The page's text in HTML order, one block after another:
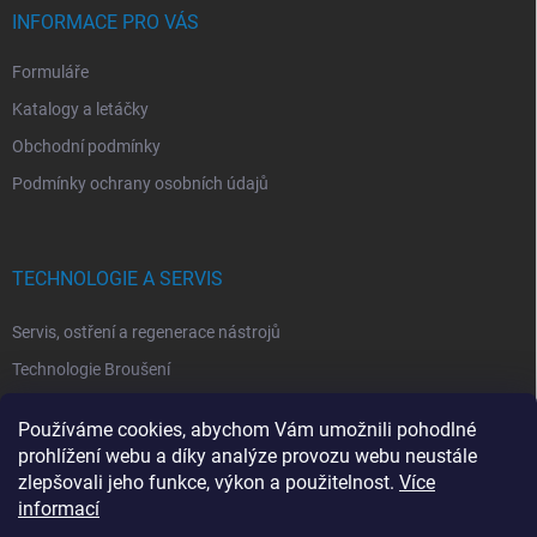
Používáme cookies, abychom Vám umožnili pohodlné
prohlížení webu a díky analýze provozu webu neustále
zlepšovali jeho funkce, výkon a použitelnost. Více
informací
INFORMACE PRO VÁS
Formuláře
Katalogy a letáčky
Obchodní podmínky
Podmínky ochrany osobních údajů
TECHNOLOGIE A SERVIS
Servis, ostření a regenerace nástrojů
Technologie Broušení
Technologie Laserová Ablace